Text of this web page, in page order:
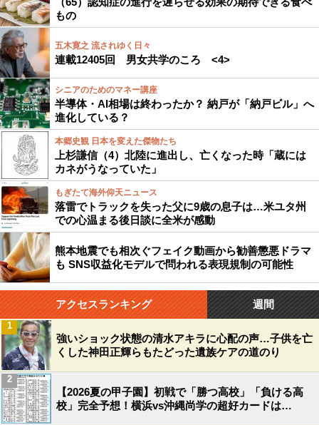
もの
五木寛之 流されゆく日々
連載12405回 男女共学のころ <4>
シニアのためのマネー講座
半導体・AI相場は終わったか？ 納戸が「納戸ビル」へ
進化している？
本郷史観 日本を変えた傑物たち
上杉謙信（4）北陸に進出し、亡くなった時「蔵には
カネがうなっていた」
もぎたて海外仰天ニュース
落雷でトラックを失った父に9歳の息子は…米ユタ州
での心温まる後日談に全米が感動
熊本地震でも相次ぐフェイク動画から勧善懲悪ドラマ
も SNS収益化モデルで問われる表現規制の可能性
アクセスランキング 週間
強いショック状態の清水アキラに心配の声…子供を亡
くした神田正輝らもたどった遺族ケアの道のり
1
【2026夏の甲子園】初戦で「勝つ高校」「負ける高
校」完全予想！横浜vs沖縄尚学の超好カードは…
2